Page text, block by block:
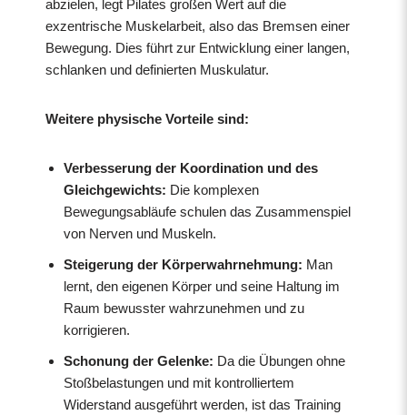
abzielen, legt Pilates großen Wert auf die
exzentrische Muskelarbeit, also das Bremsen einer
Bewegung. Dies führt zur Entwicklung einer langen,
schlanken und definierten Muskulatur.
Weitere physische Vorteile sind:
Verbesserung der Koordination und des
Gleichgewichts: Die komplexen
Bewegungsabläufe schulen das Zusammenspiel
von Nerven und Muskeln.
Steigerung der Körperwahrnehmung: Man
lernt, den eigenen Körper und seine Haltung im
Raum bewusster wahrzunehmen und zu
korrigieren.
Schonung der Gelenke: Da die Übungen ohne
Stoßbelastungen und mit kontrolliertem
Widerstand ausgeführt werden, ist das Training